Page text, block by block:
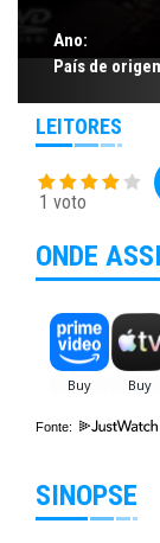
Ano:
País de
LEITORES
1 voto
ONDE
Fonte:
SINOPSE